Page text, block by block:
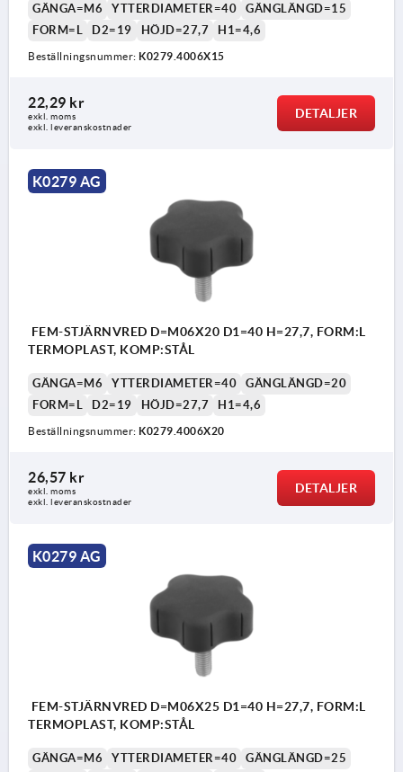
GÄNGA=M6 YTTERDIAMETER=40
GÄNGLÄNGD=15
FORM=L
D2=19 HÖJD=27,7 H1=4,6
Beställningsnummer: K0279.4006X15
22,29 kr
exkl. moms
exkl. leveranskostnader
DETALJER
K0279 AG
FEM-STJÄRNVRED D=M06X20 D1=40 H=27,7, FORM:L
TERMOPLAST, KOMP:STÅL
GÄNGA=M6 YTTERDIAMETER=40
GÄNGLÄNGD=20
FORM=L
D2=19 HÖJD=27,7 H1=4,6
Beställningsnummer: K0279.4006X20
26,57 kr
exkl. moms
exkl. leveranskostnader
DETALJER
K0279 AG
FEM-STJÄRNVRED D=M06X25 D1=40 H=27,7, FORM:L
TERMOPLAST, KOMP:STÅL
GÄNGA=M6 YTTERDIAMETER=40
GÄNGLÄNGD=25